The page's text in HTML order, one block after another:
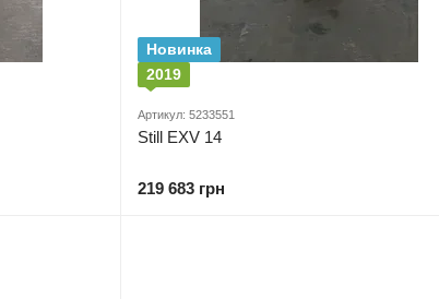
Новинка
2019
Артикул: 5233551
Still EXV 14
219 683 грн